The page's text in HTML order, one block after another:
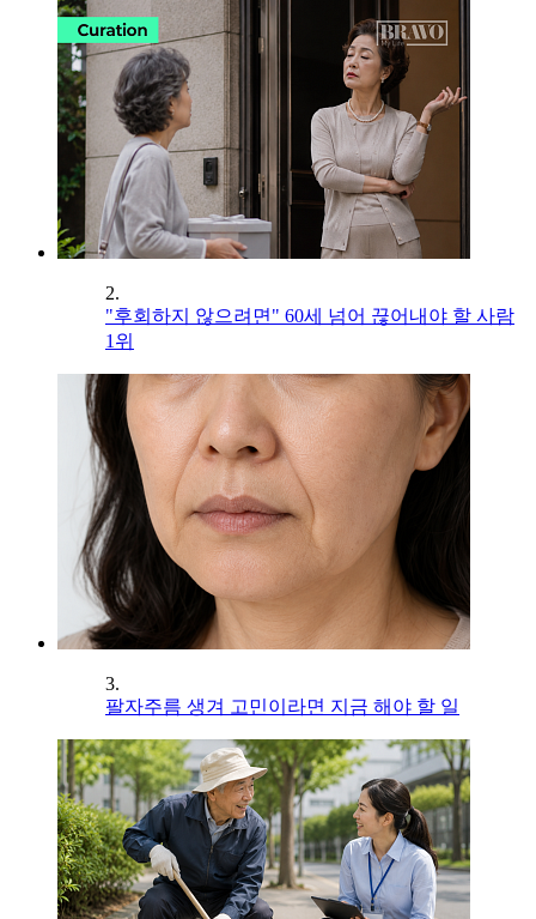
2.
"후회하지 않으려면" 60세 넘어 끊어내야 할 사람
1위
3.
팔자주름 생겨 고민이라면 지금 해야 할 일